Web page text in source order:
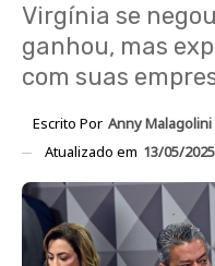
Virgínia se
ganhou, mas
com suas
Escrito Por Anny Malagolini
Atualizado em 13/05/